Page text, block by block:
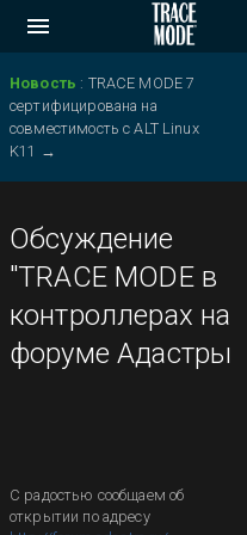
Новость : TRACE MODE 7
сертифицирована на
совместимость с ALT Linux
K11 →
Обсуждение
"TRACE MODE в
контроллерах на
форуме Адастры
C радостью сообщаем об
открытии по адресу